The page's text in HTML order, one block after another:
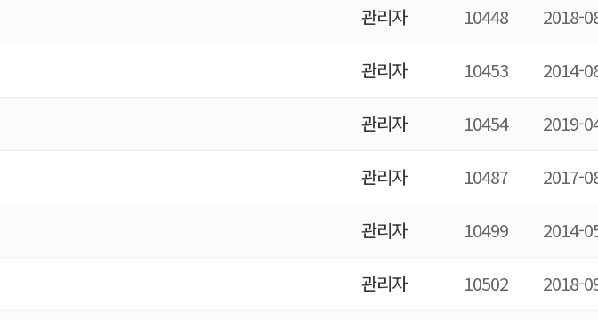
관리자 10448 2018-
관리자 10453 2014-
관리자 10454 2019-
관리자 10487 2017-
관리자 10499 2014-
관리자 10502 2018-